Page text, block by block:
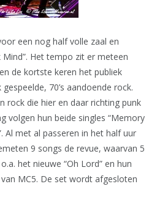
een nog half volle zaal en
Het tempo zit er meteen
de kortste keren het publiek
70’s aandoende rock.
rock die hier en daar richting punk
volgen hun beide singles “Memory
Al met al passeren in het half uur
9 songs de revue, waarvan 5
het nieuwe “Oh Lord” en hun
van MC5. De set wordt afgesloten